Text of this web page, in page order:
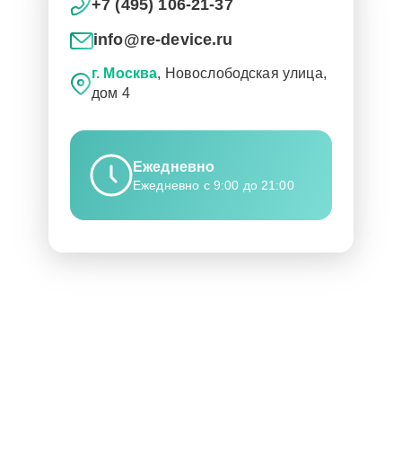
+7 (495) 106-21-37
info@re-device.ru
г. Москва, Новослободская улица,
дом 4
Ежедневно
Ежедневно с 9:00 до 21:00